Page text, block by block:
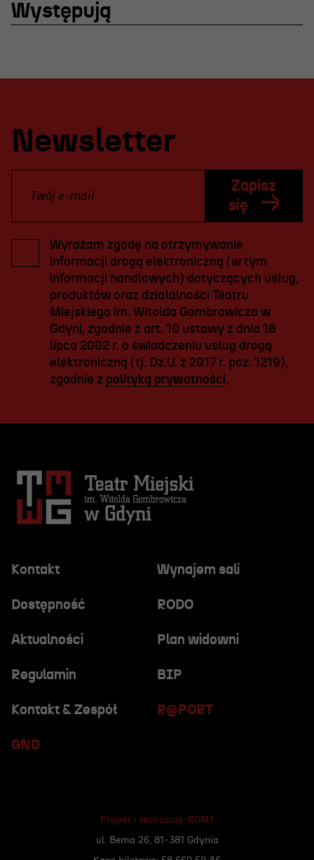
Występują
Newsletter
Zapisz
się
Wyrażam zgodę na otrzymywanie
informacji drogą elektroniczną (w tym
informacji handlowych) dotyczących usług,
produktów oraz działalności Teatru
Miejskiego im. Witolda Gombrowicza w
Gdyni, zgodnie z art. 10 ustawy z dnia 18
lipca 2002 r. o świadczeniu usług drogą
elektroniczną (tj. Dz.U. z 2017 r. poz. 1219),
zgodnie z polityką prywatności.
Kontakt Wynajem sali
Dostępność RODO
R@PORT
Aktualności Plan widowni
Regulamin BIP
GND
Kontakt & Zespół
Projekt i realizacja: ROM1
ul. Bema 26, 81-381 Gdynia